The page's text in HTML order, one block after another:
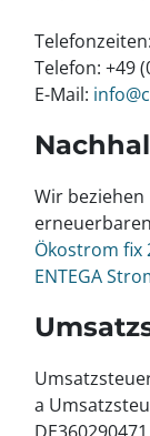
Telefon: +49
E-Mail:
Wir beziehen
Ökostrom fix
ENTEGA
a